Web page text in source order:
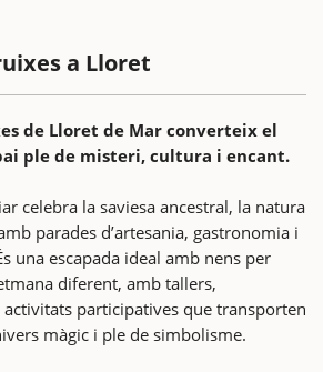
a Lloret
de Lloret de Mar converteix el
ple de misteri, cultura i encant.
celebra la saviesa ancestral, la natura
parades d’artesania, gastronomia i
una escapada ideal amb nens per
diferent, amb tallers,
activitats participatives que transporten
màgic i ple de simbolisme.